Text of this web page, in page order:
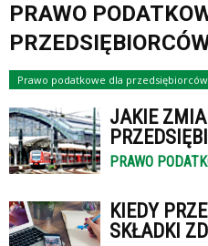
PRAWO
Prawo podatkowe dla przedsiębiorców
JAKIE
PRAWO
KIEDY
SKŁADKI